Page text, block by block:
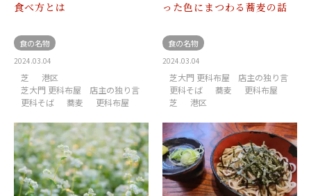
食べ方とは
食の名物
2024.03.04
芝
港区
芝大門 更科布屋 店主の独り言
更科そば
蕎麦 更科布屋
った色にまつわる蕎麦の話
食の名物
2024.03.04
芝大門 更科布屋 店主の独り言
更科そば
蕎麦
更科布屋
芝
港区